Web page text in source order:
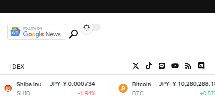
DEX
JPY-¥ 0.000734
Bitcoin
BTC
JPY-¥ 10,280,288.18